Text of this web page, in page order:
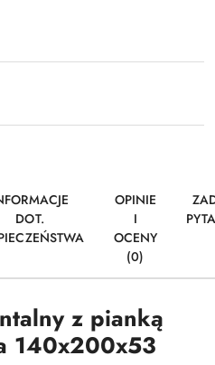
DOT.
OPINIE
I
OCENY
(0)
z pianką
140x200x53